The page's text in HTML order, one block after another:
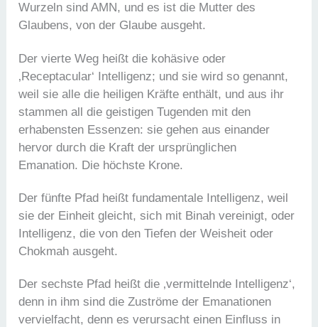
Wurzeln sind AMN, und es ist die Mutter des
Glaubens, von der Glaube ausgeht.
Der vierte Weg heißt die kohäsive oder
‚Receptacular‘ Intelligenz; und sie wird so genannt,
weil sie alle die heiligen Kräfte enthält, und aus ihr
stammen all die geistigen Tugenden mit den
erhabensten Essenzen: sie gehen aus einander
hervor durch die Kraft der ursprünglichen
Emanation. Die höchste Krone.
Der fünfte Pfad heißt fundamentale Intelligenz, weil
sie der Einheit gleicht, sich mit Binah vereinigt, oder
Intelligenz, die von den Tiefen der Weisheit oder
Chokmah ausgeht.
Der sechste Pfad heißt die ‚vermittelnde Intelligenz‘,
denn in ihm sind die Zuströme der Emanationen
vervielfacht, denn es verursacht einen Einfluss in